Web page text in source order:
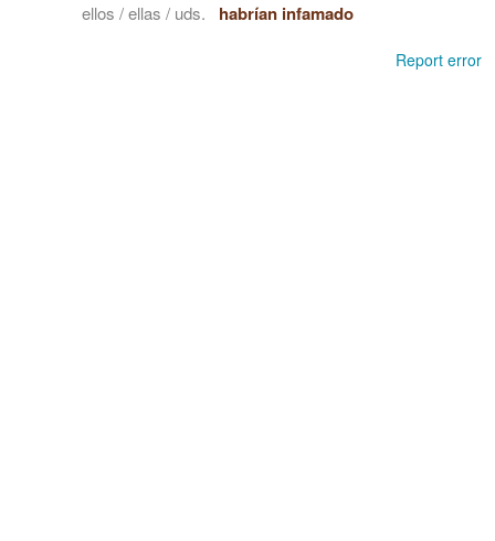
ellos / ellas / uds. habrían infamado
Report error